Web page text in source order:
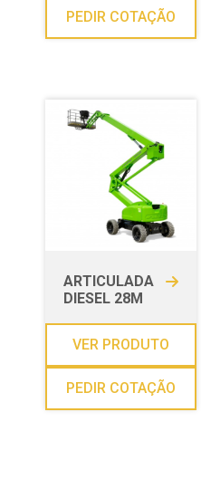
PEDIR COTAÇÃO
ARTICULADA
DIESEL 28M
VER PRODUTO
PEDIR COTAÇÃO